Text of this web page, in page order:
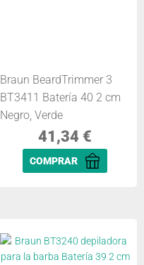
Braun BeardTrimmer 3
BT3411 Batería 40 2 cm
Negro, Verde
41,34 €
COMPRAR